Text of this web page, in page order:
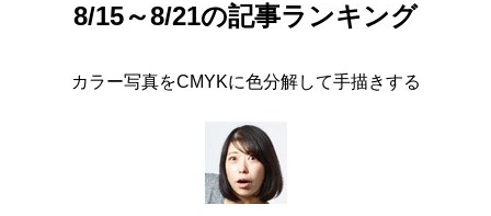
8/15～8/21の記事ランキング
カラー写真をCMYKに色分解して手描きする